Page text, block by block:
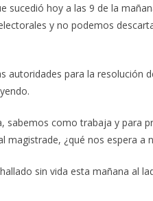
sucedió hoy a las 9 de la
y no podemos
autoridades para la resolución
sabemos como trabaja y para
magistrade, ¿qué nos espera a
sin vida esta mañana al